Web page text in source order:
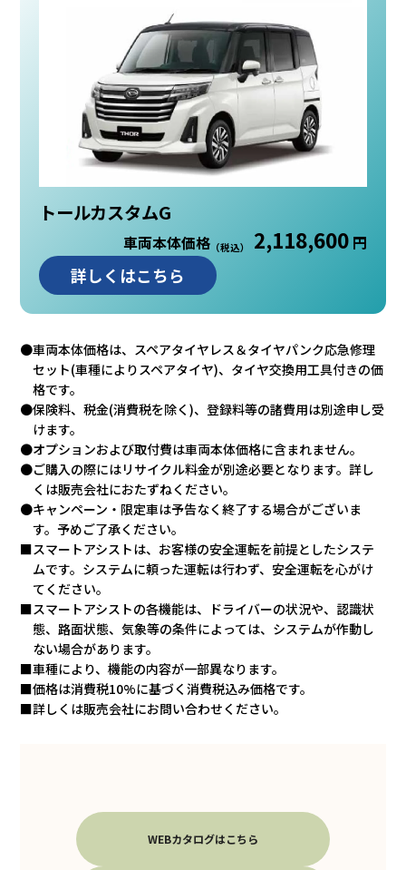
トールカスタムG
車両本体価格（税込） 2,118,600円
詳しくはこちら
車両本体価格は、スペアタイヤレス＆タイヤパンク応急修理
セット(車種によりスペアタイヤ)、タイヤ交換用工具付きの価
格です。
保険料、税金(消費税を除く)、登録料等の諸費用は別途申し受
けます。
オプションおよび取付費は車両本体価格に含まれません。
ご購入の際にはリサイクル料金が別途必要となります。詳し
くは販売会社におたずねください。
キャンペーン・限定車は予告なく終了する場合がございま
す。予めご了承ください。
スマートアシストは、お客様の安全運転を前提としたシステ
ムです。システムに頼った運転は行わず、安全運転を心がけ
てください。
スマートアシストの各機能は、ドライバーの状況や、認識状
態、路面状態、気象等の条件によっては、システムが作動し
ない場合があります。
車種により、機能の内容が一部異なります。
価格は消費税10%に基づく消費税込み価格です。
詳しくは販売会社にお問い合わせください。
WEBカタログはこちら